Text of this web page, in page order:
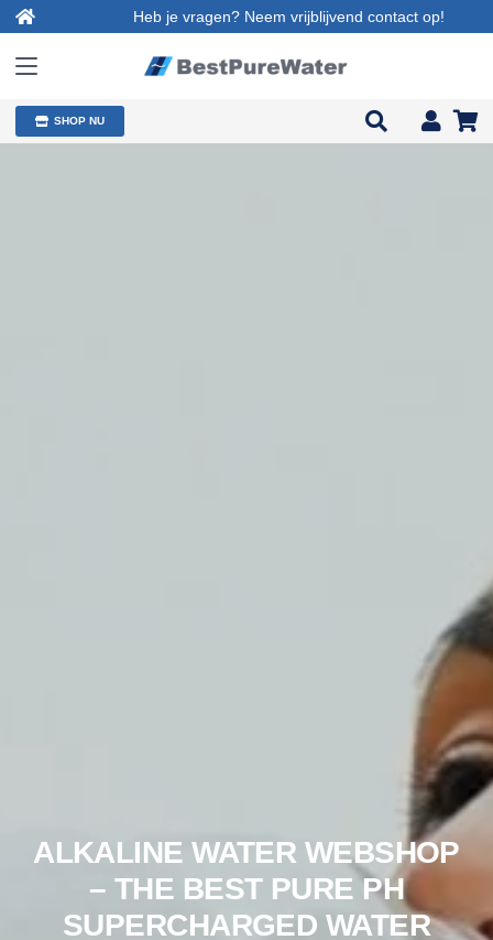
Heb je vragen? Neem vrijblijvend contact op!
SHOP NU
ALKALINE WATER WEBSHOP
– THE BEST PURE PH
SUPERCHARGED WATER